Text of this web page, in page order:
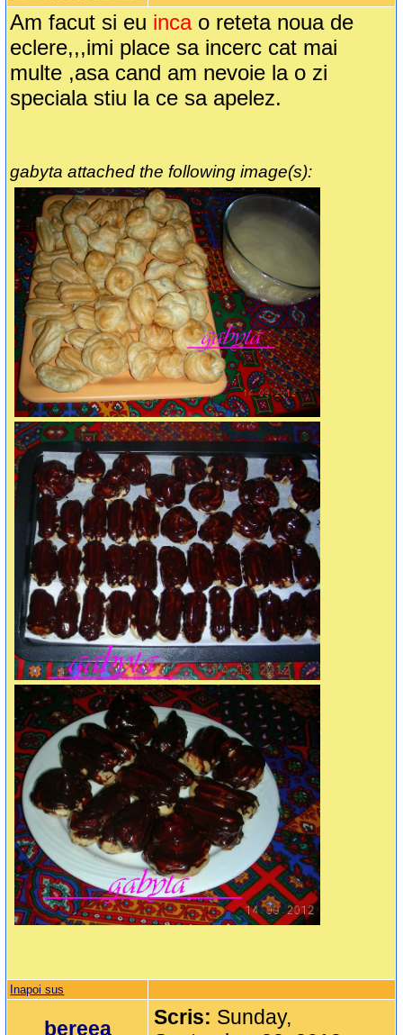
Am facut si eu inca o reteta noua de
eclere,,,imi place sa incerc cat mai
multe ,asa cand am nevoie la o zi
speciala stiu la ce sa apelez.
gabyta attached the following image(s):
Inapoi sus
bereea Scris: Sunday,